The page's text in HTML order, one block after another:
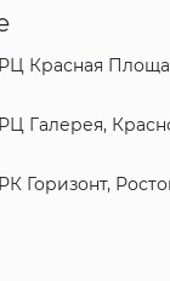
Красная
Галерея,
Горизонт,